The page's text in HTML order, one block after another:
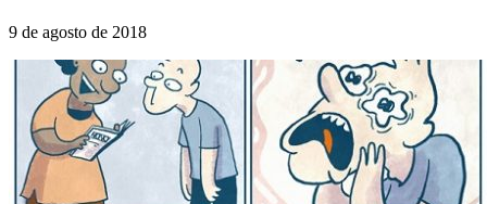
9 de agosto de 2018